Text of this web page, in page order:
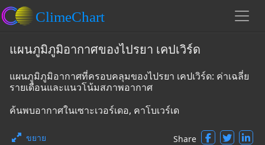
แผนภูมิภูมิอากาศของไปรยา เคปเวิร์ด
แผนภูมิภูมิอากาศที่ครอบคลุมของไปรยา เคปเวิร์ด: ค่าเฉลี่ย
รายเดือนและแนวโน้มสภาพอากาศ
ค้นพบอากาศในเซาะเวอร์เดอ, คาโบเวร์เด
ขยาย Share